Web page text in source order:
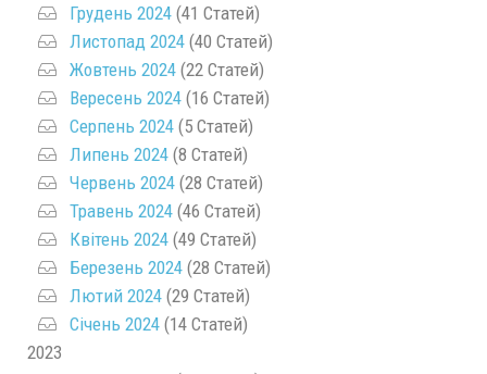
Грудень 2024 (41 Статей)
Листопад 2024 (40 Статей)
Жовтень 2024 (22 Статей)
Вересень 2024 (16 Статей)
Серпень 2024 (5 Статей)
Липень 2024 (8 Статей)
Червень 2024 (28 Статей)
Травень 2024 (46 Статей)
Квітень 2024 (49 Статей)
Березень 2024 (28 Статей)
Лютий 2024 (29 Статей)
Січень 2024 (14 Статей)
2023